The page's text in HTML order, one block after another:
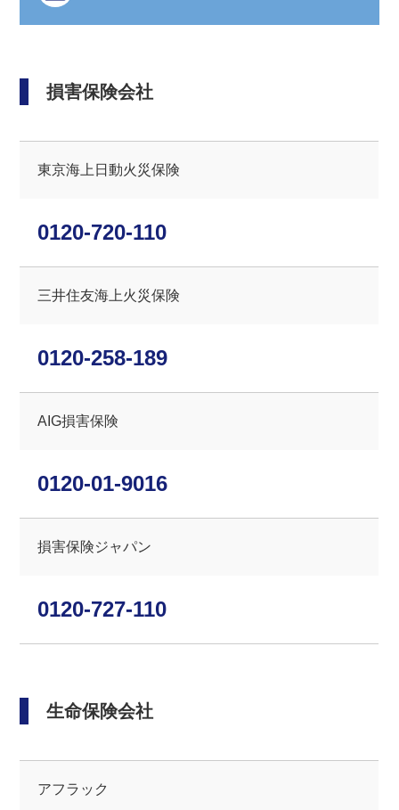
損害保険会社
東京海上⽇動⽕災保険
0120-720-110
三井住友海上⽕災保険
0120-258-189
AIG損害保険
0120-01-9016
損害保険ジャパン
0120-727-110
生命保険会社
アフラック